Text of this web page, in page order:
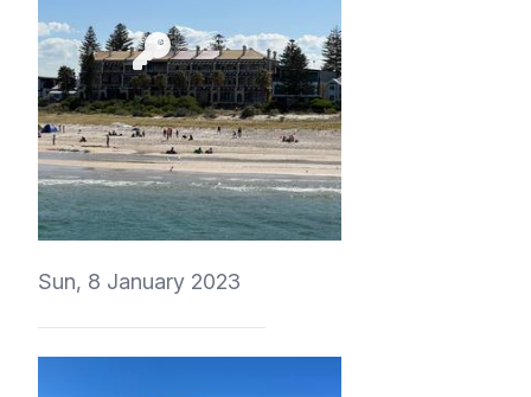
4Eki
Sun, 8 January 2023